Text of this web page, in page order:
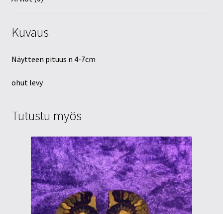
Kuvaus
Näytteen pituus n 4-7cm
ohut levy
Tutustu myös